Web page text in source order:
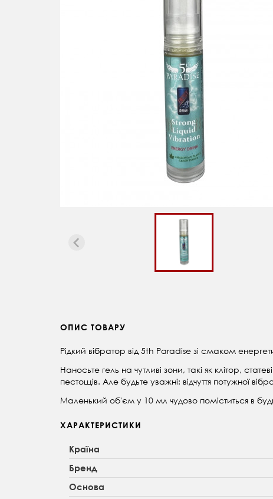
ОПИС ТОВАРУ
Рідкий вібратор від 5th Paradise зі смаком
Наносьте гель на чутливі зони, такі як клітор,
пестощів. Але будьте уважні: відчуття потужної
Маленький об'єм у 10 мл чудово поміститься в
ХАРАКТЕРИСТИКИ
Країна
Бренд
Основа